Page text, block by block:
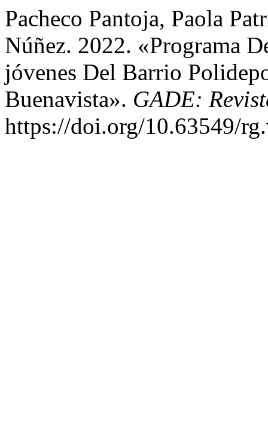
Pacheco Pantoja, Paola
Núñez. 2022. «Programa
jóvenes Del Barrio
Buenavista». GADE:
https://doi.org/10.63549/